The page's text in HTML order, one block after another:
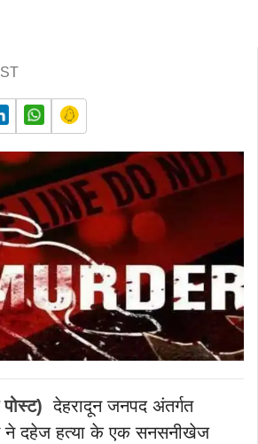
देहरादून जनपद अंतर्गत
ने दहेज हत्या के एक सनसनीखेज